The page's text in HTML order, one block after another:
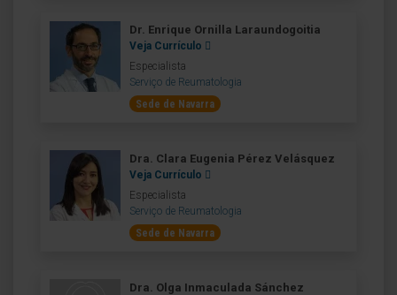
Dr. Enrique Ornilla Laraundogoitia
Veja Currículo
Especialista
Serviço de Reumatologia
Sede de Navarra
Dra. Clara Eugenia Pérez Velásquez
Veja Currículo
Especialista
Serviço de Reumatologia
Sede de Navarra
Dra. Olga Inmaculada Sánchez